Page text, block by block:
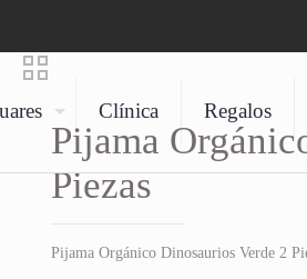
Clínica Regalos
Pijama
Piezas
Pijama Orgánico Dinosaurios Verde 2